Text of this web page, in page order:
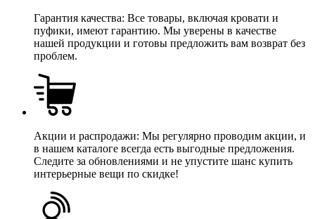
Гарантия качества: Все товары, включая кровати и
пуфики, имеют гарантию. Мы уверены в качестве
нашей продукции и готовы предложить вам возврат без
проблем.
Акции и распродажи: Мы регулярно проводим акции, и
в нашем каталоге всегда есть выгодные предложения.
Следите за обновлениями и не упустите шанс купить
интерьерные вещи по скидке!